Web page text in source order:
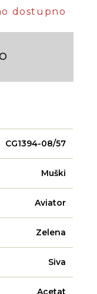
dostupno
CG1394-08/57
Muški
Aviator
Zelena
Siva
Acetat